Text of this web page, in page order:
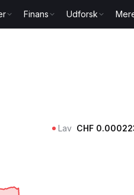
Finans Udforsk
Lav CHF